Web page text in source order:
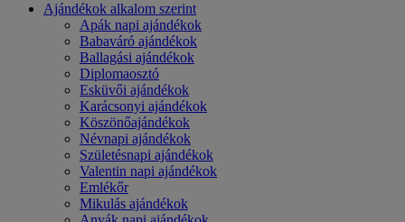
Ajándékok alkalom szerint
Apák napi ajándékok
Babaváró ajándékok
Ballagási ajándékok
Diplomaosztó
Esküvői ajándékok
Karácsonyi ajándékok
Köszönőajándékok
Névnapi ajándékok
Születésnapi ajándékok
Valentin napi ajándékok
Emlékőr
Mikulás ajándékok